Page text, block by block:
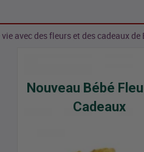
avec des fleurs et des cadeaux
Nouveau Bébé
Cadeaux